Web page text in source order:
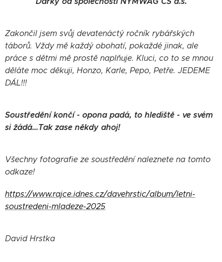
Zakončil jsem svůj devatenáctý ročník rybářských
táborů. Vždy mě každý obohatí, pokaždé jinak, ale
práce s dětmi mě prostě naplňuje. Kluci, co to se mnou
děláte moc děkuji, Honzo, Karle, Pepo, Petře. JEDEME
DÁL!!!
Soustředění končí - opona padá, to hlediště - ve svém
si žádá...Tak zase někdy ahoj!
Všechny fotografie ze soustředění naleznete na tomto
odkaze!
https://www.rajce.idnes.cz/davehrstic/album/letni-
soustredeni-mladeze-2025
David Hrstka